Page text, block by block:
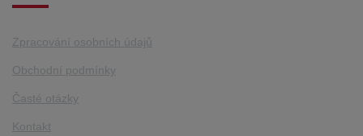
Zpracování osobních údajů
Obchodní podmínky
Časté otázky
Kontakt